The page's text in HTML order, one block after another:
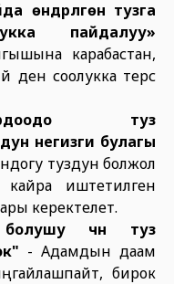
өндүрүлгөн тузга
пайдалуу»
карабастан,
ден соолукка терс
туз
негизги булагы
туздун болжол
иштетилген
керектелет.
үчүн туз
- Адамдын даам
бирок